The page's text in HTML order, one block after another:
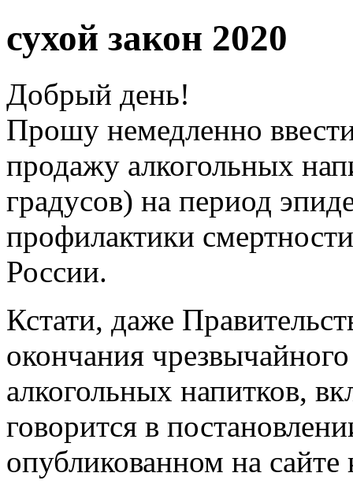
сухой закон 2020
Добрый день!
Прошу немедленно
продажу алкогольных
градусов) на период
профилактики
России.
Кстати, даже
окончания
алкогольных напитков,
говорится в
опубликованном на